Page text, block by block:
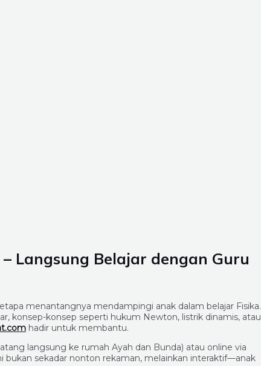
– Langsung Belajar dengan Guru
menantangnya mendampingi anak dalam belajar Fisika.
konsep-konsep seperti hukum Newton, listrik dinamis, atau
hadir untuk membantu.
langsung ke rumah Ayah dan Bunda) atau online via
sekadar nonton rekaman, melainkan interaktif—anak